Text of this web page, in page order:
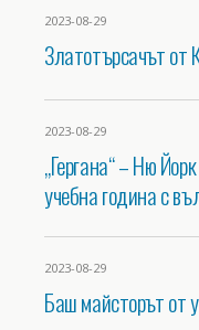
2023-08-29
Златотърсачът от
2023-08-29
„Гергана“ – Ню
учебна година с
2023-08-29
Баш майсторът от